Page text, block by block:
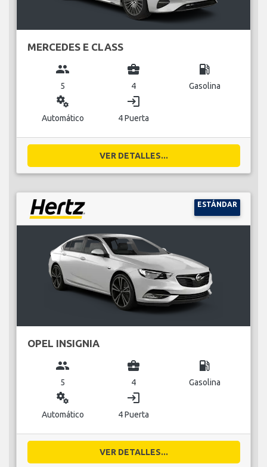
MERCEDES E CLASS
group
5
business_center
4
local_gas_station
Gasolina
miscellaneous_services
Automático
login
4 Puerta
VER DETALLES...
ESTÁNDAR
OPEL INSIGNIA
group
5
business_center
4
local_gas_station
Gasolina
miscellaneous_services
Automático
login
4 Puerta
VER DETALLES...